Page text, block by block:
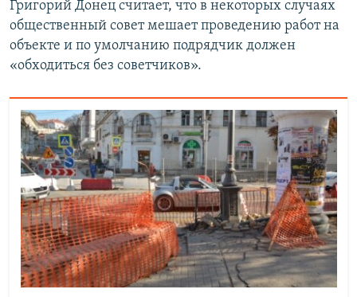
Григорий Донец считает, что в некоторых случаях
общественный совет мешает проведению работ на
объекте и по умолчанию подрядчик должен
«обходиться без советчиков».